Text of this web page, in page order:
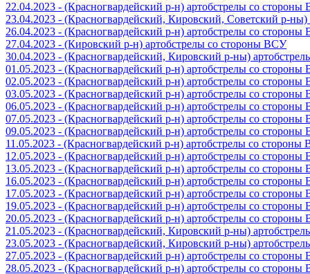
22.04.2023 - (Красногвардейский р-н) артобстрелы со
23.04.2023 - (Красногвардейский, Кировский, Советский р-
26.04.2023 - (Красногвардейский р-н) артобстрелы со
27.04.2023 - (Кировский р-н) артобстрелы со стороны ВСУ
30.04.2023 - (Красногвардейский, Кировский р-ны)
01.05.2023 - (Красногвардейский р-н) артобстрелы со
02.05.2023 - (Красногвардейский р-н) артобстрелы со
03.05.2023 - (Красногвардейский р-н) артобстрелы со
06.05.2023 - (Красногвардейский р-н) артобстрелы со
07.05.2023 - (Красногвардейский р-н) артобстрелы со
09.05.2023 - (Красногвардейский р-н) артобстрелы со
11.05.2023 - (Красногвардейский р-н) артобстрелы со стороны
12.05.2023 - (Красногвардейский р-н) артобстрелы со
13.05.2023 - (Красногвардейский р-н) артобстрелы со
16.05.2023 - (Красногвардейский р-н) артобстрелы со
17.05.2023 - (Красногвардейский р-н) артобстрелы со
19.05.2023 - (Красногвардейский р-н) артобстрелы со
20.05.2023 - (Красногвардейский р-н) артобстрелы со
21.05.2023 - (Красногвардейский, Кировский р-ны)
23.05.2023 - (Красногвардейский, Кировский р-ны)
27.05.2023 - (Красногвардейский р-н) артобстрелы со
28.05.2023 - (Красногвардейский р-н) артобстрелы со